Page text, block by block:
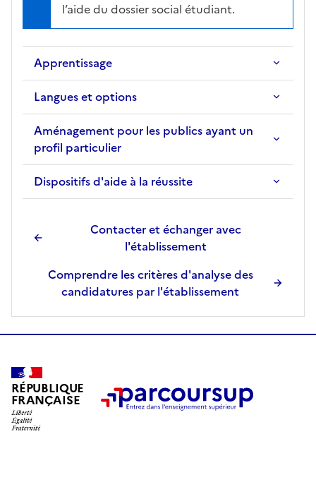
t
i
o
n
e
.
l’aide du dossier social étudiant.
Apprentissage
Langues et options
Aménagement pour les publics ayant un
profil particulier
Dispositifs d'aide à la réussite
Contacter et échanger avec
l'établissement
Comprendre les critères d'analyse des
candidatures par l'établissement
RÉPUBLIQUE
FRANÇAISE